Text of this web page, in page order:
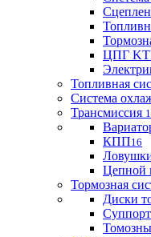
ЦПГ
Топливная
Система
Трансмиссия
КПП16
Цепной
Тормозная
Диски